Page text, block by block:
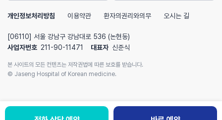
개인정보처리방침 이용약관 환자의권리와의무 오시는 길
[06110] 서울 강남구 강남대로 536 (논현동)
사업자번호 211-90-11471 대표자 신준식
본 사이트의 모든 컨텐츠는 저작권법에 따른 보호를 받습니다.
© Jaseng Hospital of Korean medicine.